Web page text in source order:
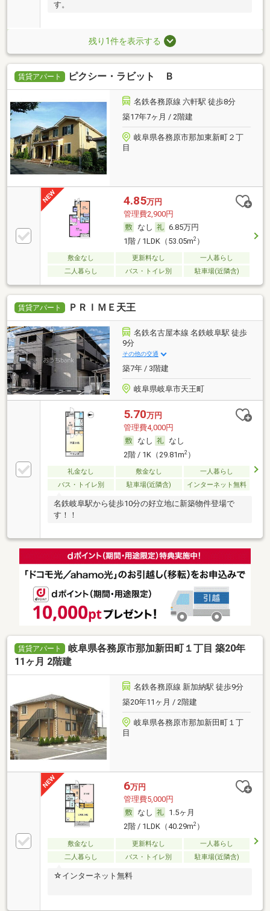
す。
残り1件を表示する
賃貸アパート ピクシー・ラビット Ｂ
名鉄各務原線 六軒駅 徒歩8分
築17年7ヶ月 / 2階建
岐阜県各務原市那加東新町２丁
目
4.85万円
管理費2,900円
なし
6.85万円
1階 / 1LDK（53.05m2）
敷金なし 更新料なし
一人暮らし
二人暮らし
バス・トイレ別 駐車場(近隣含)
賃貸アパート ＰＲＩＭＥ天王
名鉄名古屋本線 名鉄岐阜駅 徒歩
9分
その他の交通
築7年 / 3階建
岐阜県岐阜市天王町
5.70万円
管理費4,000円
なし
なし
2階 / 1K（29.81m2）
礼金なし 敷金なし
一人暮らし
バス・トイレ別
駐車場(近隣含) インターネット無料
名鉄岐阜駅から徒歩10分の好立地に新築物件登場で
す！！
賃貸アパート
岐阜県各務原市那加新田町１丁目 築20年
11ヶ月 2階建
名鉄各務原線 新加納駅 徒歩9分
築20年11ヶ月 / 2階建
岐阜県各務原市那加新田町１丁
目
6万円
管理費5,000円
なし
1.5ヶ月
2階 / 1LDK（40.29m2）
敷金なし 更新料なし
一人暮らし
二人暮らし
バス・トイレ別 駐車場(近隣含)
☆インターネット無料